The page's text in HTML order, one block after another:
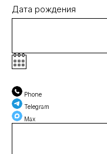
Дата рождения
Phone
Telegram
Max